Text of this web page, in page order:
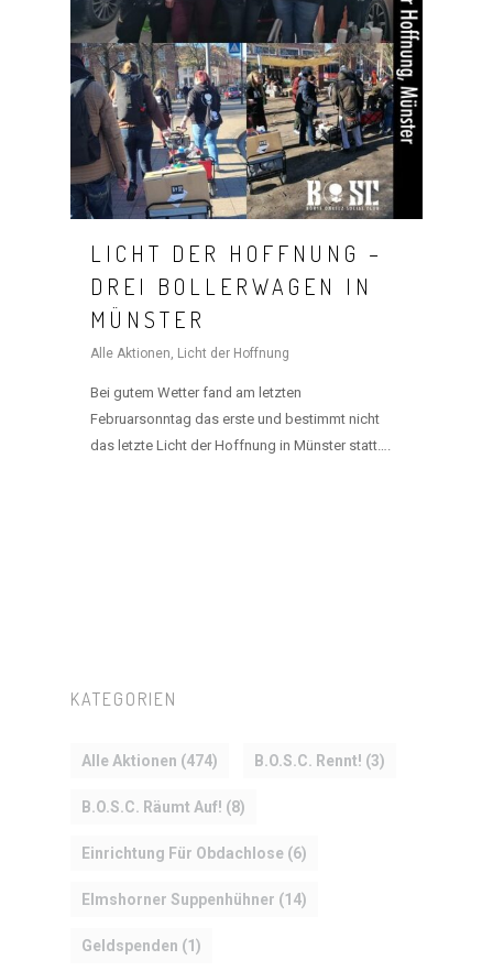
LICHT DER HOFFNUNG –
DREI BOLLERWAGEN IN
MÜNSTER
Alle Aktionen Licht der Hoffnung
Bei gutem Wetter fand am letzten
Februarsonntag das erste und bestimmt nicht
das letzte Licht der Hoffnung in Münster statt….
KATEGORIEN
Alle Aktionen (474) B.O.S.C. Rennt! (3)
B.O.S.C. Räumt Auf! (8)
Einrichtung Für Obdachlose (6)
Elmshorner Suppenhühner (14)
Geldspenden (1)
HOME
MANIFEST
AKTIVITÄTEN
CLUB
TEAM
SHOP